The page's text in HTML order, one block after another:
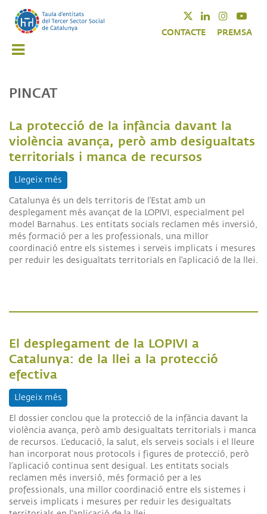
TwitterLinkedin
CONTACTE PREMSA
PINCAT
La protecció de la infància davant la
violència avança, però amb desigualtats
territorials i manca de recursos
Llegeix més
Catalunya és un dels territoris de l’Estat amb un
desplegament més avançat de la LOPIVI, especialment pel
model Barnahus. Les entitats socials reclamen més inversió,
més formació per a les professionals, una millor
coordinació entre els sistemes i serveis implicats i mesures
per reduir les desigualtats territorials en l'aplicació de la llei.
El desplegament de la LOPIVI a
Catalunya: de la llei a la protecció
efectiva
Llegeix més
El dossier conclou que la protecció de la infància davant la
violència avança, però amb desigualtats territorials i manca
de recursos. L’educació, la salut, els serveis socials i el lleure
han incorporat nous protocols i figures de protecció, però
l’aplicació continua sent desigual. Les entitats socials
reclamen més inversió, més formació per a les
professionals, una millor coordinació entre els sistemes i
serveis implicats i mesures per reduir les desigualtats